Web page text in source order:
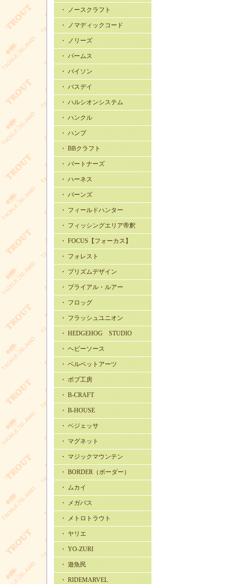
・ ノースクラフト
・ ノマディックコード
・ ノリーズ
・ パームス
・ バイソン
・ バスデイ
・ ハルシオンシステム
・ ハンクル
・ ハンプ
・ BBクラフト
・ パートナーズ
・ ハーネス
・ バーンズ
・ フィールドハンター
・ フィッシングエリア帝釈
・ FOCUS【フォーカス】
・ フォレスト
・ プリズムデザイン
・ プライアル・ルアー
・ フロッグ
・ フラッシュユニオン
・ HEDGEHOG STUDIO
・ ヘビーソース
・ ベルベットアーツ
・ ボブ工房
・ B-CRAFT
・ B-HOUSE
・ ベジェッサ
・ マグネット
・ マジックマウンテン
・ BORDER（ボーダー）
・ ムカイ
・ メガバス
・ メトロトラウト
・ ヤリエ
・ YO-ZURI
・ 遊魚民
・ RIDEMARVEL